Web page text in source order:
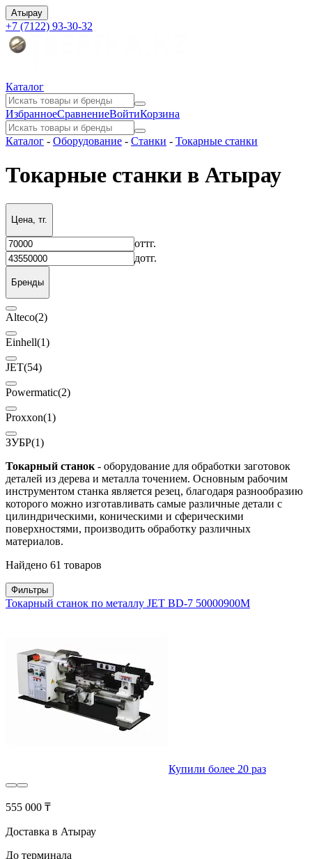
Атырау
+7 (7122) 93-30-32
Каталог
ИзбранноеСравнениеВойтиКорзина
Каталог - Оборудование - Станки - Токарные станки
Токарные станки в Атырау
Цена, тг.
оттг.
дотг.
Бренды
Alteco(2)
Einhell(1)
JET(54)
Powermatic(2)
Proxxon(1)
ЗУБР(1)
Токарный станок - оборудование для обработки заготовок
деталей из дерева и металла точением. Основным рабочим
инструментом станка является резец, благодаря разнообразию
которого можно изготавливать самые различные детали с
цилиндрическими, коническими и сферическими
поверхностями, производить обработку различных
материалов.
Найдено 61 товаров
Фильтры
Токарный станок по металлу JET BD-7 50000900M
Купили более 20 раз
555 000 ₸
Доставка в Атырау
До терминала